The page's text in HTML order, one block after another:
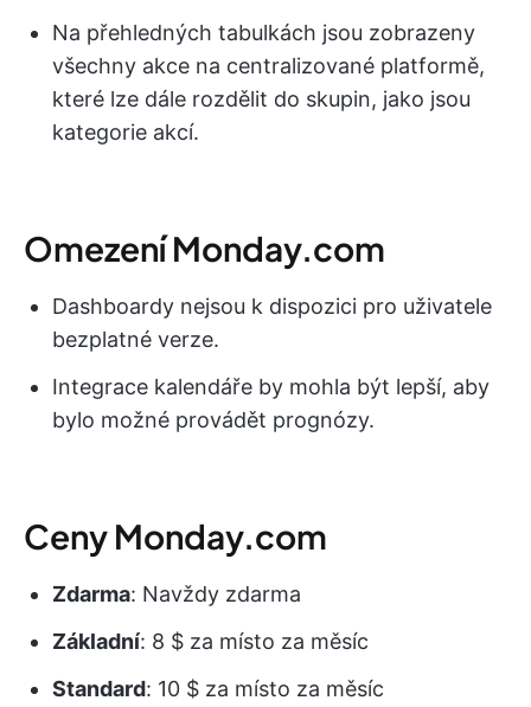
Na přehledných tabulkách jsou zobrazeny
všechny akce na centralizované platformě,
které lze dále rozdělit do skupin, jako jsou
kategorie akcí.
Omezení Monday.com
Dashboardy nejsou k dispozici pro uživatele
bezplatné verze.
Integrace kalendáře by mohla být lepší, aby
bylo možné provádět prognózy.
Ceny Monday.com
Zdarma: Navždy zdarma
Základní: 8 $ za místo za měsíc
Standard: 10 $ za místo za měsíc